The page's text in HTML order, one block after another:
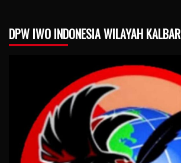
DPW IWO INDONESIA WILAYAH KALBAR